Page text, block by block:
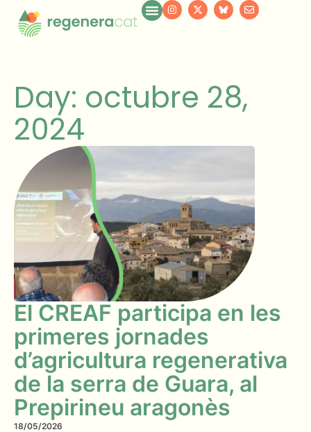
Day: octubre 28,
2024
El CREAF participa en les
primeres jornades
d’agricultura regenerativa
de la serra de Guara, al
Prepirineu aragonès
18/05/2026